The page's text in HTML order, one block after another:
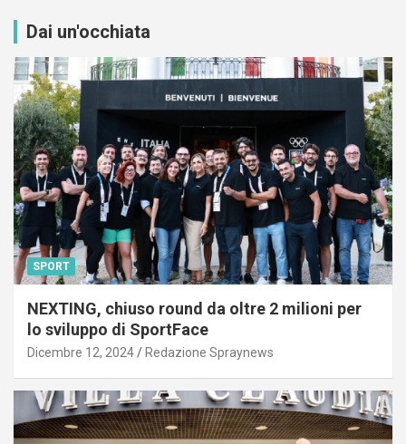
Dai un'occhiata
SPORT
NEXTING, chiuso round da oltre 2 milioni per
lo sviluppo di SportFace
Dicembre 12, 2024 Redazione Spraynews